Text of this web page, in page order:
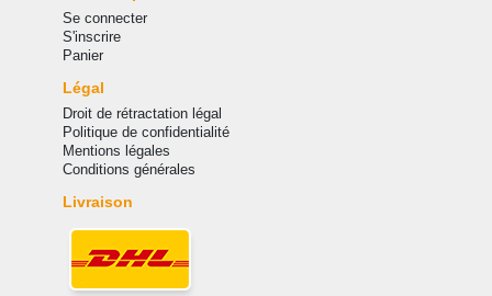
Se connecter
S'inscrire
Panier
Légal
Droit de rétractation légal
Politique de confidentialité
Mentions légales
Conditions générales
Livraison